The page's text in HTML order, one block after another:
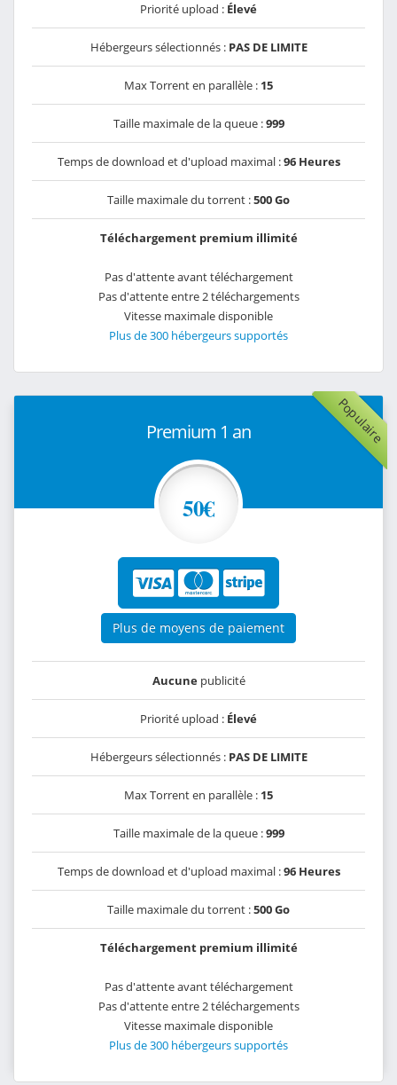
Priorité upload : Élevé
Hébergeurs sélectionnés : PAS DE LIMITE
Max Torrent en parallèle : 15
Taille maximale de la queue :999
Temps de download et d'upload maximal :96 Heures
Taille maximale du torrent :500 Go
Téléchargement premium illimité
Pas d'attente avant téléchargement
Pas d'attente entre 2 téléchargements
Vitesse maximale disponible
Plus de 300 hébergeurs supportés
Populaire
Premium 1 an
50€
Plus de moyens de paiement
Aucunepublicité
Priorité upload : Élevé
Hébergeurs sélectionnés : PAS DE LIMITE
Max Torrent en parallèle : 15
Taille maximale de la queue :999
Temps de download et d'upload maximal :96 Heures
Taille maximale du torrent :500 Go
Téléchargement premium illimité
Pas d'attente avant téléchargement
Pas d'attente entre 2 téléchargements
Vitesse maximale disponible
Plus de 300 hébergeurs supportés